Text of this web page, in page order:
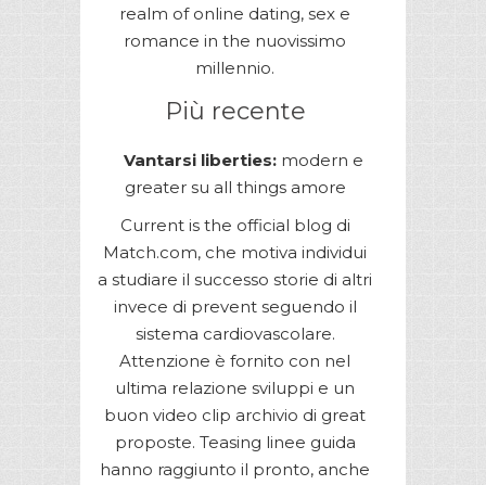
realm of online dating, sex e
romance in the nuovissimo
millennio.
Più recente
Vantarsi liberties: modern e
greater su all things amore
Current is the official blog di
Match.com, che motiva individui
a studiare il successo storie di altri
invece di prevent seguendo il
sistema cardiovascolare.
Attenzione è fornito con nel
ultima relazione sviluppi e un
buon video clip archivio di great
proposte. Teasing linee guida
hanno raggiunto il pronto, anche